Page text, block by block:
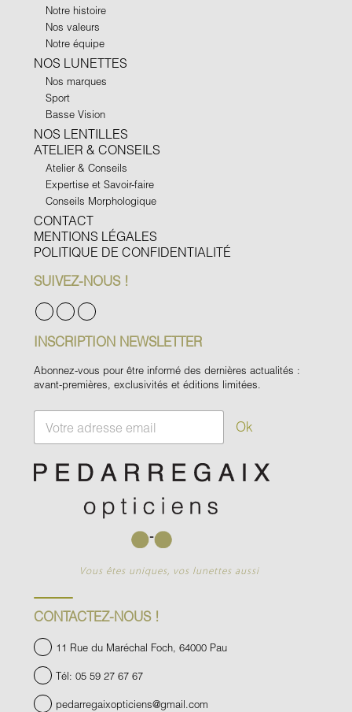
Notre histoire
Nos valeurs
Notre équipe
NOS LUNETTES
Nos marques
Sport
Basse Vision
NOS LENTILLES
ATELIER & CONSEILS
Atelier & Conseils
Expertise et Savoir-faire
Conseils Morphologique
CONTACT
MENTIONS LÉGALES
POLITIQUE DE CONFIDENTIALITÉ
SUIVEZ-NOUS !
INSCRIPTION NEWSLETTER
Abonnez-vous pour être informé des dernières actualités :
avant-premières, exclusivités et éditions limitées.
E
a
i
Ok
Vous êtes uniques, vos lunettes aussi
CONTACTEZ-NOUS !
11 Rue du Maréchal Foch, 64000 Pau
Tél: 05 59 27 67 67
pedarregaixopticiens@gmail.com